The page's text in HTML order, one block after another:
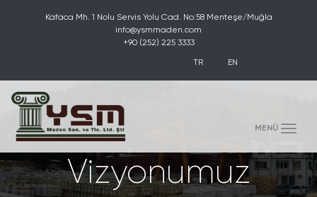
Kafaca Mh. 1 Nolu Servis Yolu Cad. No:58 Menteşe/Muğla
info@ysmmaden.com
+90 (252) 225 3333
TR EN
MENÜ (toggle)
Vizyonumuz